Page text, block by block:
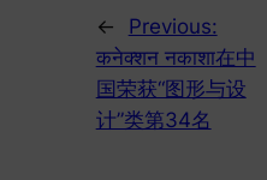
←
Previous:
कनेक्शन नकाशा在中
国荣获“图形与设
计”类第34名